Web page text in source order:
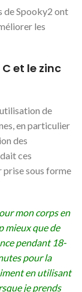
de Spooky2 ont
les
et le zinc
de
en particulier
des
ces
prise sous forme
mon corps en
mieux que de
pendant 18-
pour la
en utilisant
je prends